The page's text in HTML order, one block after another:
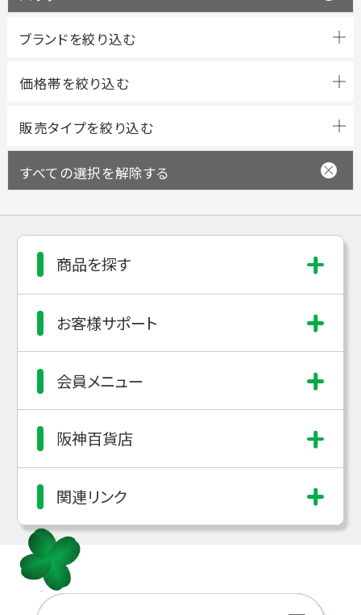
ブランドを絞り込む
すべての選択を解除する
商品を探す
お客様サポート
会員メニュー
阪神百貨店
関連リンク